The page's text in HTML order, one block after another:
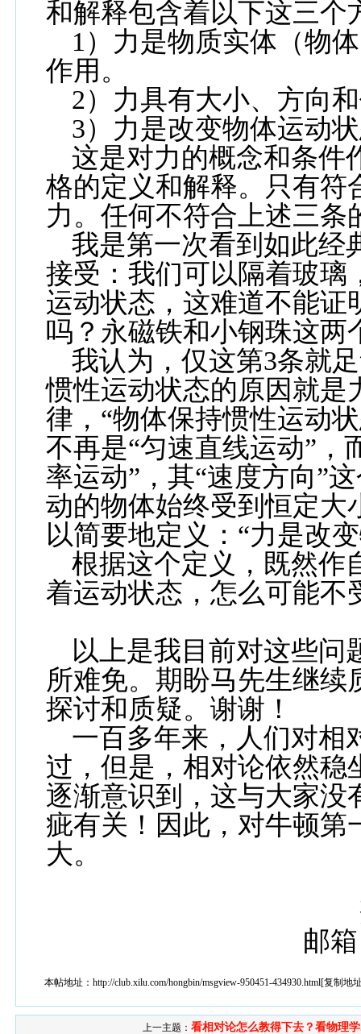
和解释包含着以下这三个
1 ）力是物质实体（物
作用。
2）力具有大小、方向
3）力是改变物体运动
这是对力的概念和条件
格的定义和解释。只有符
力。任何不符合上述三条
我是第一次看到如此经
接受：我们可以隔着玻璃
运动状态，这难道不能证
吗？永磁铁和小钢珠这两
我认为，仅这第3条就
惯性运动状态的原因就是
律，“物体保持惯性运动
不再是“匀速直线运动”，
率运动”，其“速度方向”
动的物体始终受到恒定大
以简要地定义：“力是改
根据这个定义，既然作
着运动状态 ，怎么可能不
以上是我目前对这些问
所难免。期盼马先生继
探讨和质疑。谢谢！
一百多年来，人们对相
过，但是，相对论依然稳
逐渐意识到，这与大家没
疵有关！因此，对牛顿第
大。
邮
本帖地址：http://club.xilu.com/hongbin/msgview-950451-434930.html[复制地
上一主题： 看相对论怎么教得下去？看物理